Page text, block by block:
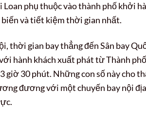
phụ thuộc vào thành phố khởi
biến và tiết kiệm thời gian nhất.
thời gian bay thẳng đến Sân bay
hành khách xuất phát từ Thành
giờ 30 phút. Những con số này cho
đương với một chuyến bay nội